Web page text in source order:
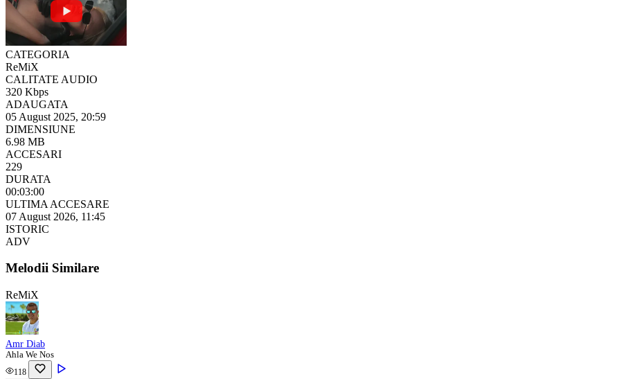
CATEGORIA
ReMiX
CALITATE AUDIO
320 Kbps
ADAUGATA
05 August 2025, 20:59
DIMENSIUNE
6.98 MB
ACCESARI
229
DURATA
00:03:00
ULTIMA ACCESARE
07 August 2026, 11:45
ISTORIC
ADV
Melodii Similare
ReMiX
Amr Diab
Ahla We Nos
118